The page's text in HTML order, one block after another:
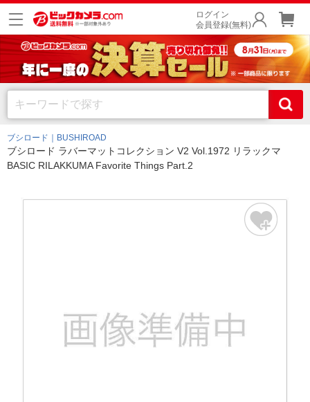
ログイン
会員登録(無料)
ブシロード｜BUSHIROAD
ブシロード ラバーマットコレクション V2 Vol.1972 リラックマ
BASIC RILAKKUMA Favorite Things Part.2